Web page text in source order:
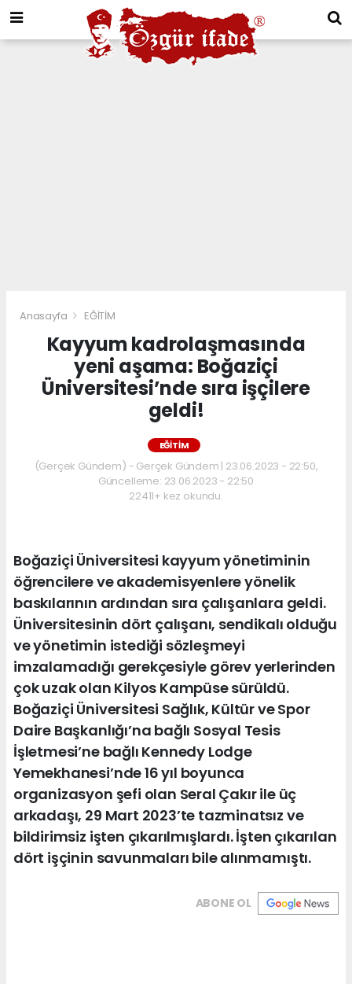
Anasayfa EĞİTİM
Kayyum kadrolaşmasında
yeni aşama: Boğaziçi
Üniversitesi’nde sıra işçilere
geldi!
EĞİTİM
(Gerçek Gündem) - Gerçek Gündem | 23.06.2023 - 22:50,
Güncelleme: 23.06.2023 - 22:50
22411+ kez okundu.
Boğaziçi Üniversitesi kayyum yönetiminin
öğrencilere ve akademisyenlere yönelik
baskılarının ardından sıra çalışanlara geldi.
Üniversitesinin dört çalışanı, sendikalı olduğu
ve yönetimin istediği sözleşmeyi
imzalamadığı gerekçesiyle görev yerlerinden
çok uzak olan Kilyos Kampüse sürüldü.
Boğaziçi Üniversitesi Sağlık, Kültür ve Spor
Daire Başkanlığı’na bağlı Sosyal Tesis
İşletmesi’ne bağlı Kennedy Lodge
Yemekhanesi’nde 16 yıl boyunca
organizasyon şefi olan Seral Çakır ile üç
arkadaşı, 29 Mart 2023’te tazminatsız ve
bildirimsiz işten çıkarılmışlardı. İşten çıkarılan
dört işçinin savunmaları bile alınmamıştı.
ABONE OL